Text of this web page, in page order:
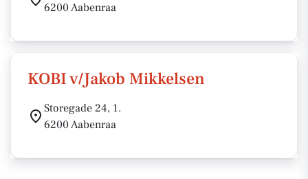
6200 Aabenraa
KOBI v/Jakob Mikkelsen
Storegade 24, 1.
6200 Aabenraa